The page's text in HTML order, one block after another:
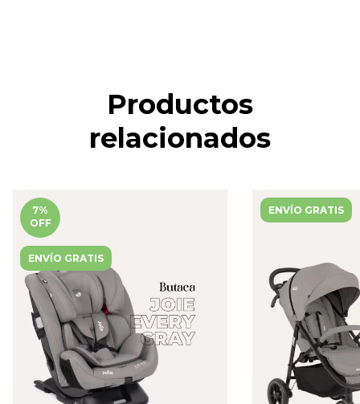
Productos
relacionados
7%
OFF
ENVÍO GRATIS
ENVÍO GRATIS